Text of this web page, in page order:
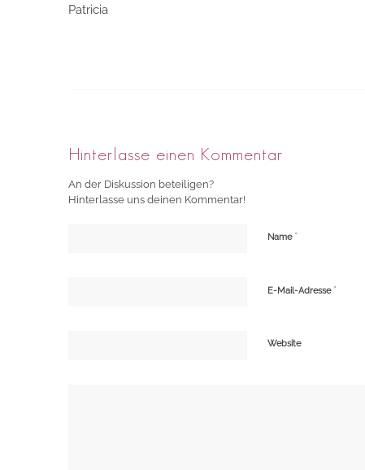
Patricia
Hinterlasse einen Kommentar
An der Diskussion beteiligen?
Hinterlasse uns deinen Kommentar!
Name *
E-Mail-Adresse *
Website